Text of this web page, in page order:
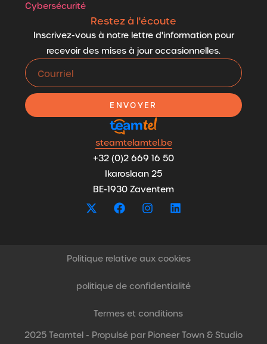
Cybersécurité
Restez à l'écoute
Inscrivez-vous à notre lettre d'information pour
recevoir des mises à jour occasionnelles.
ENVOYER
steamtelamtel.be
+32 (0)2 669 16 50
Ikaroslaan 25
BE-1930 Zaventem
Politique relative aux cookies
politique de confidentialité
Termes et conditions
2025 Teamtel - Propulsé par Pioneer Town & Studio